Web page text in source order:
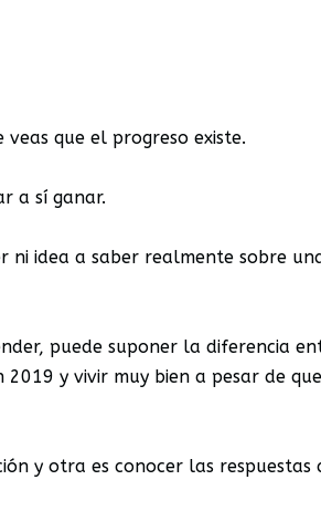
que el progreso existe.
a sí ganar.
ni idea a saber realmente sobre
puede suponer la diferencia
y vivir muy bien a pesar de
y otra es conocer las respuestas